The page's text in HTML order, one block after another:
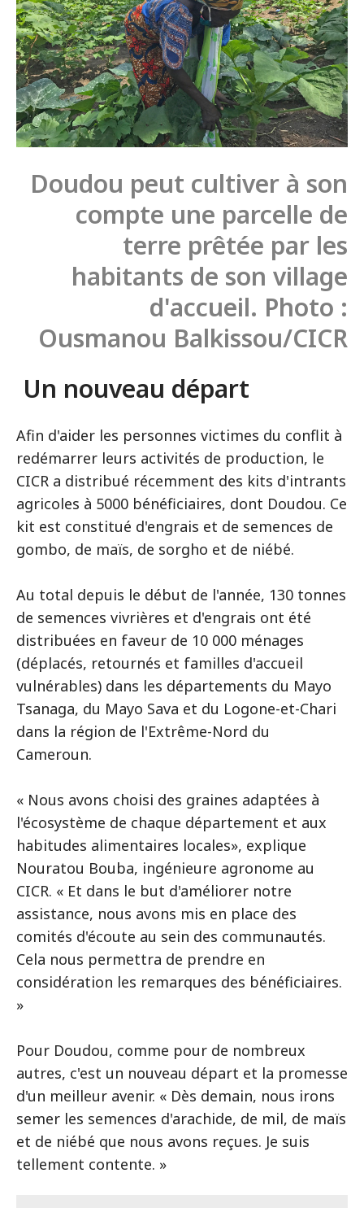
Doudou peut cultiver à son
compte une parcelle de
terre prêtée par les
habitants de son village
d'accueil. Photo :
Ousmanou Balkissou/CICR
Un nouveau départ
Afin d'aider les personnes victimes du conflit à
redémarrer leurs activités de production, le
CICR a distribué récemment des kits d'intrants
agricoles à 5000 bénéficiaires, dont Doudou. Ce
kit est constitué d'engrais et de semences de
gombo, de maïs, de sorgho et de niébé.
Au total depuis le début de l'année, 130 tonnes
de semences vivrières et d'engrais ont été
distribuées en faveur de 10 000 ménages
(déplacés, retournés et familles d'accueil
vulnérables) dans les départements du Mayo
Tsanaga, du Mayo Sava et du Logone-et-Chari
dans la région de l'Extrême-Nord du
Cameroun.
« Nous avons choisi des graines adaptées à
l'écosystème de chaque département et aux
habitudes alimentaires locales», explique
Nouratou Bouba, ingénieure agronome au
CICR. « Et dans le but d'améliorer notre
assistance, nous avons mis en place des
comités d'écoute au sein des communautés.
Cela nous permettra de prendre en
considération les remarques des bénéficiaires.
»
Pour Doudou, comme pour de nombreux
autres, c'est un nouveau départ et la promesse
d'un meilleur avenir. « Dès demain, nous irons
semer les semences d'arachide, de mil, de maïs
et de niébé que nous avons reçues. Je suis
tellement contente. »